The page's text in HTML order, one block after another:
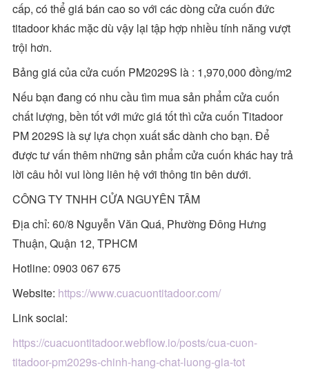
cấp, có thể giá bán cao so với các dòng cửa cuốn đức
titadoor khác mặc dù vậy lại tập hợp nhiều tính năng vượt
trội hơn.
Bảng giá của cửa cuốn PM2029S là : 1,970,000 đồng/m2
Nếu bạn đang có nhu cầu tìm mua sản phẩm cửa cuốn
chất lượng, bền tốt với mức giá tốt thì cửa cuốn Titadoor
PM 2029S là sự lựa chọn xuất sắc dành cho bạn. Để
được tư vấn thêm những sản phẩm cửa cuốn khác hay trả
lời câu hỏi vui lòng liên hệ với thông tin bên dưới.
CÔNG TY TNHH CỬA NGUYÊN TÂM
Địa chỉ: 60/8 Nguyễn Văn Quá, Phường Đông Hưng
Thuận, Quận 12, TPHCM
Hotline: 0903 067 675
Website: https://www.cuacuontitadoor.com/
Link social:
https://cuacuontitadoor.webflow.io/posts/cua-cuon-
titadoor-pm2029s-chinh-hang-chat-luong-gia-tot